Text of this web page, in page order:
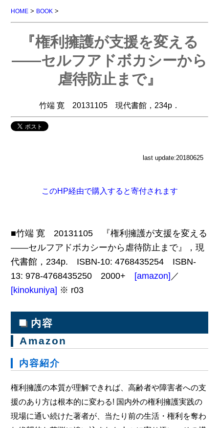
HOME > BOOK >
『権利擁護が支援を変える
――セルフアドボカシーから
虐待防止まで』
竹端 寛 20131105 現代書館，234p．
last update:20180625
このHP経由で購入すると寄付されます
■竹端 寛 20131105 『権利擁護が支援を変える
――セルフアドボカシーから虐待防止まで』，現
代書館，234p. ISBN-10: 4768435254 ISBN-
13: 978-4768435250 2000+ [amazon] ／
[kinokuniya] ※ r03
■ 内容
Amazon
内容紹介
権利擁護の本質が理解できれば、高齢者や障害者への支
援のあり方は根本的に変わる! 国内外の権利擁護実践の
現場に通い続けた著者が、当たり前の生活・権利を奪わ